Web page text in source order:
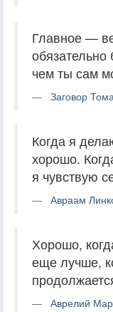
Главное —
чем ты сам
Заговор
Когда я
хорошо.
я чувствую
Авраам
Хорошо,
еще лучше,
Аврелий